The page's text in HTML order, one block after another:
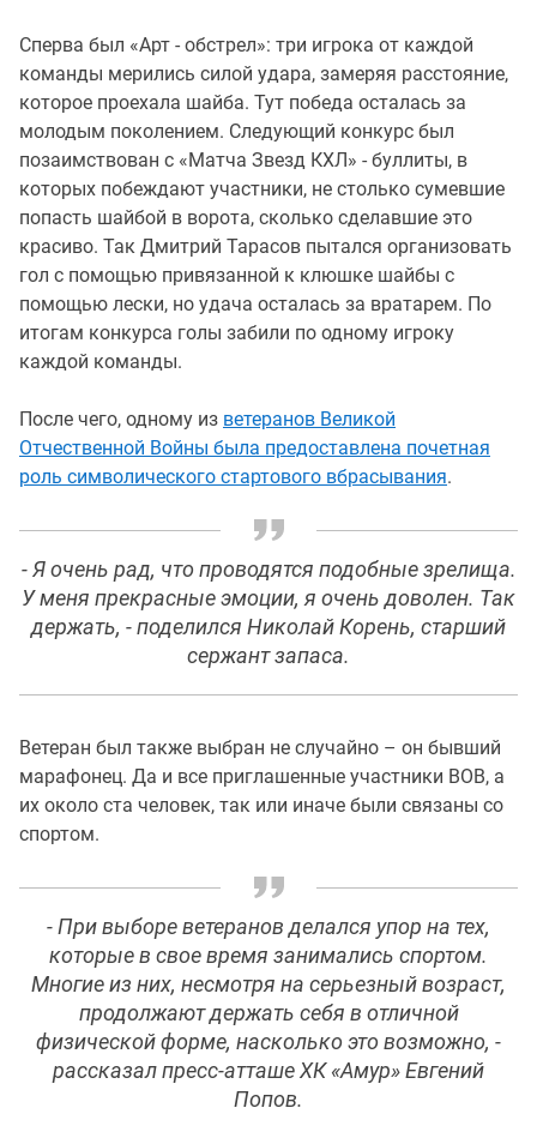
Сперва был «Арт - обстрел»: три игрока от каждой
команды мерились силой удара, замеряя расстояние,
которое проехала шайба. Тут победа осталась за
молодым поколением. Следующий конкурс был
позаимствован с «Матча Звезд КХЛ» - буллиты, в
которых побеждают участники, не столько сумевшие
попасть шайбой в ворота, сколько сделавшие это
красиво. Так Дмитрий Тарасов пытался организовать
гол с помощью привязанной к клюшке шайбы с
помощью лески, но удача осталась за вратарем. По
итогам конкурса голы забили по одному игроку
каждой команды.
После чего, одному из ветеранов Великой
Отчественной Войны была предоставлена почетная
роль символического стартового вбрасывания.
- Я очень рад, что проводятся подобные зрелища.
У меня прекрасные эмоции, я очень доволен. Так
держать, - поделился Николай Корень, старший
сержант запаса.
Ветеран был также выбран не случайно – он бывший
марафонец. Да и все приглашенные участники ВОВ, а
их около ста человек, так или иначе были связаны со
спортом.
- При выборе ветеранов делался упор на тех,
которые в свое время занимались спортом.
Многие из них, несмотря на серьезный возраст,
продолжают держать себя в отличной
физической форме, насколько это возможно, -
рассказал пресс-атташе ХК «Амур» Евгений
Попов.